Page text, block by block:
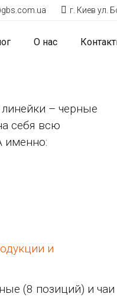
г. Киев ул.
О нас
– черные
себя всю
именно:
и
(8 позиций) и чаи